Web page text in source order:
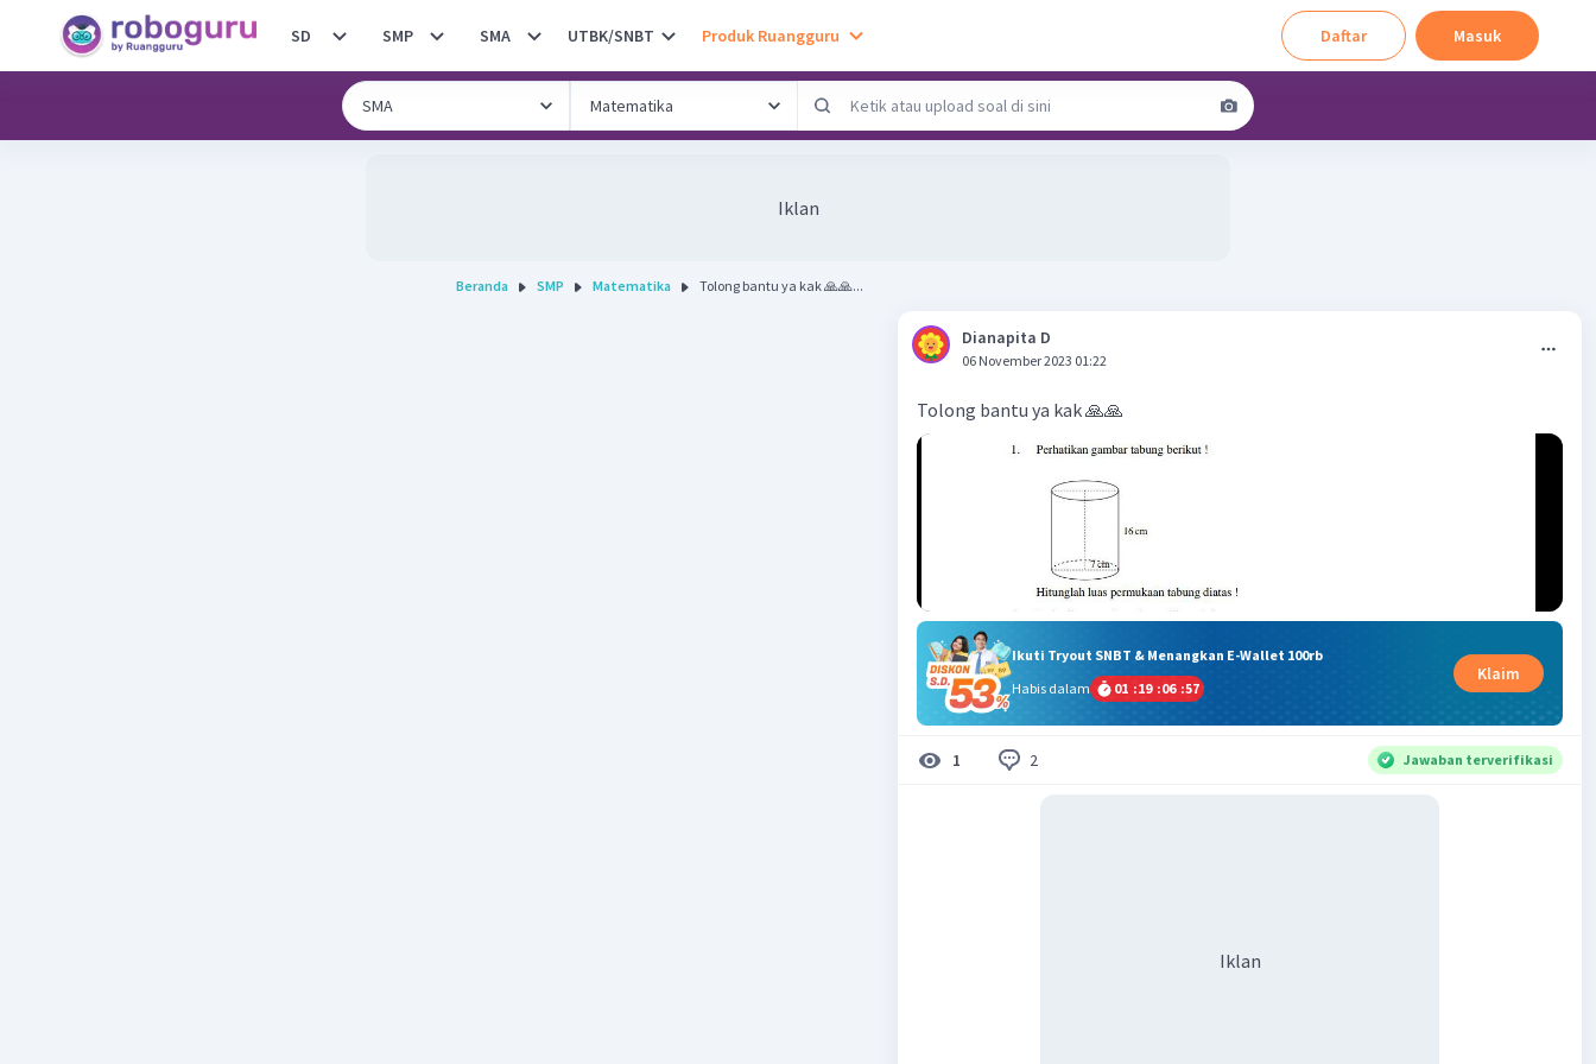
SD SMP SMA UTBK/SNBT Produk Ruangguru Daftar Masuk
Iklan
Beranda SMP Matematika Tolong bantu ya kak 🙏🙏...
Dianapita D
06 November 2023 01:22
Tolong bantu ya kak 🙏🙏
Ikuti Tryout SNBT & Menangkan E-Wallet 100rb
Habis dalam
01 :19 :06 :56
Klaim
1 2 Jawaban terverifikasi
Iklan